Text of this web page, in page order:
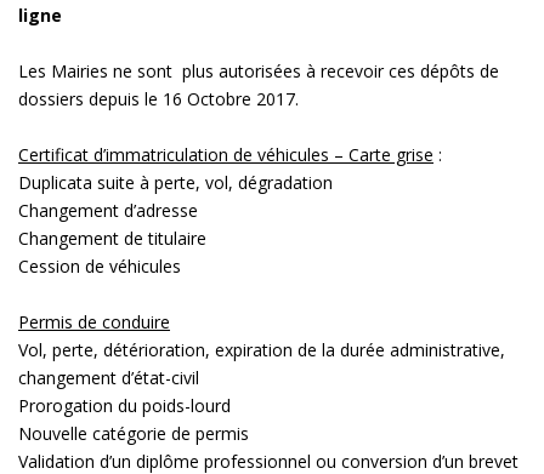
ligne
Les Mairies ne sont plus autorisées à recevoir ces dépôts de
dossiers depuis le 16 Octobre 2017.
Certificat d’immatriculation de véhicules – Carte grise :
Duplicata suite à perte, vol, dégradation
Changement d’adresse
Changement de titulaire
Cession de véhicules
Permis de conduire
Vol, perte, détérioration, expiration de la durée administrative,
changement d’état-civil
Prorogation du poids-lourd
Nouvelle catégorie de permis
Validation d’un diplôme professionnel ou conversion d’un brevet